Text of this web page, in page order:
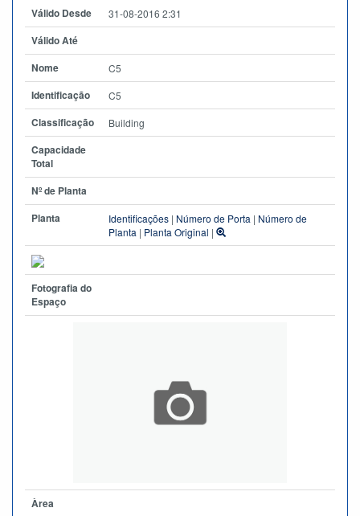
Válido Desde
31-08-2016 2:31
Válido Até
Nome
C5
Identificação C5
Classificação Building
Capacidade
Total
Nº de Planta
Planta
Identificações | Número de Porta | Número de
Planta | Planta Original |
Fotografia do
Espaço
Àrea